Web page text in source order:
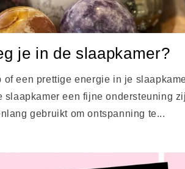
je in de slaapkamer?
of een prettige energie in je
slaapkamer een fijne ondersteuning
gebruikt om ontspanning te...